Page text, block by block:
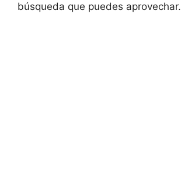
búsqueda que puedes aprovechar.